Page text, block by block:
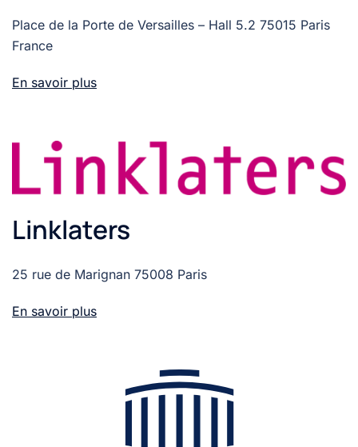
Place de la Porte de Versailles – Hall 5.2 75015 Paris
France
En savoir plus
Linklaters
25 rue de Marignan 75008 Paris
En savoir plus